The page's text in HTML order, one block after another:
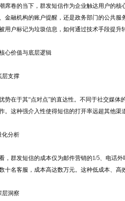
席卷的当下，群发短信作为企业触达用户的
金融机构的账户提醒，还是政务部门的公共
用户标记为垃圾信息，如何通过技术手段提
心价值与底层逻辑
层支撑
势在于其“点对点”的直达性。不同于社交媒
。这种强介入性使得短信的打开率远超其他
化分析
，群发短信的成本仅为邮件营销的1/5、电话
十名客服，成本高达数万元。这种低成本、
层洞察